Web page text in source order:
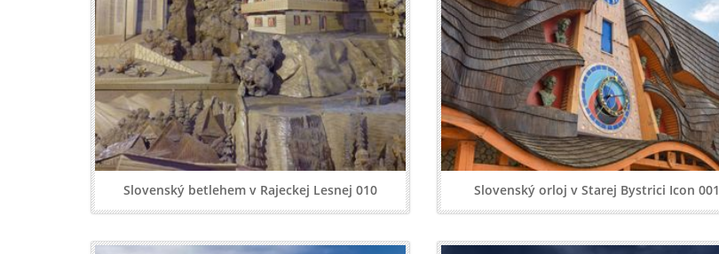
Slovenský betlehem v Rajeckej Lesnej 010 Slovenský orloj v Starej Bystrici Icon 001